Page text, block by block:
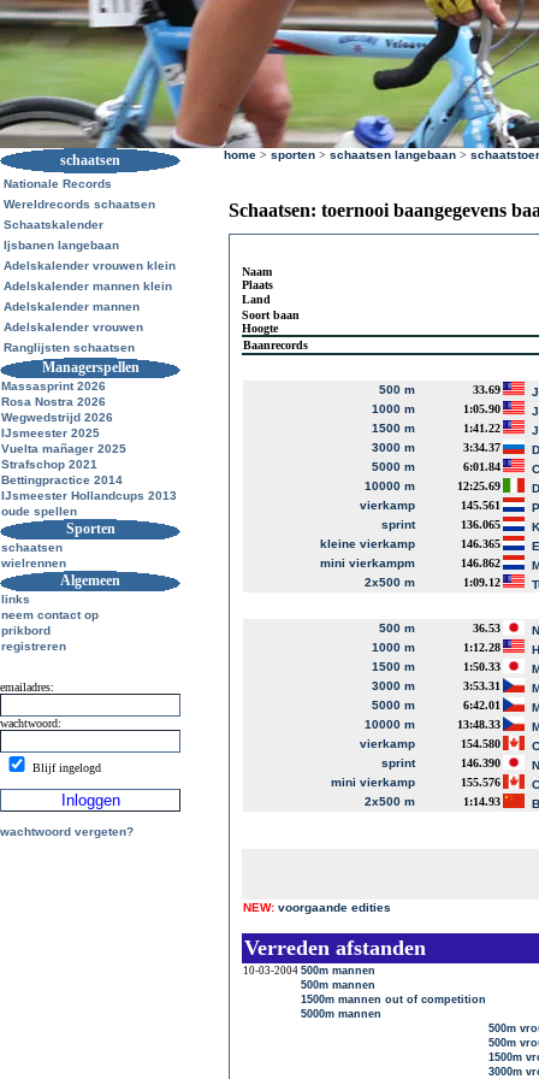
schaatsen
Nationale Records
Wereldrecords schaatsen
Schaatskalender
Ijsbanen langebaan
Adelskalender vrouwen klein
Adelskalender mannen klein
Adelskalender mannen
Adelskalender vrouwen
Ranglijsten schaatsen
Managerspellen
Massasprint 2026
Rosa Nostra 2026
Wegwedstrijd 2026
IJsmeester 2025
Vuelta mañager 2025
Strafschop 2021
Bettingpractice 2014
IJsmeester Hollandcups 2013
oude spellen
Sporten
schaatsen
wielrennen
Algemeen
links
neem contact op
prikbord
registreren
emailadres:
wachtwoord:
Blijf ingelogd
wachtwoord vergeten?
home > sporten > schaatsen langebaan >
Schaatsen: toernooi baangegevens
Naam
Plaats
Land
Soort baan
Hoogte
Baanrecords
500 m 33.69
1000 m
1:05.90
1500 m
1:41.22
3000 m
3:34.37
5000 m
6:01.84
10000 m
12:25.69
vierkamp
145.561
sprint
136.065
kleine vierkamp
146.365
mini vierkampm
146.862
2x500 m
1:09.12
500 m 36.53
1000 m
1:12.28
1500 m
1:50.33
3000 m
3:53.31
5000 m
6:42.01
10000 m
13:48.33
vierkamp
154.580
sprint
146.390
mini vierkamp
155.576
2x500 m
1:14.93
NEW: voorgaande edities
Verreden afstanden
10-03-2004 500m mannen
500m mannen
1500m mannen out of competition
5000m mannen
500m
500m
1500m
3000m